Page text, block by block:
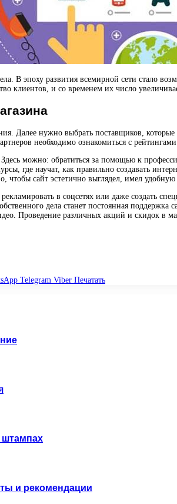
В эпоху развития всемирной сети стало
клиентов, и со временем их число
Далее нужно выбрать поставщиков,
необходимо ознакомиться с
можно: обратиться за помощью к
где научат, как правильно создавать
чтобы сайт эстетично выглядел, имел
в соцсетях или даже создать
дела станет постоянная
Проведение различных акций и скидок в
Telegram Viber Печатать
штампах
и рекомендации